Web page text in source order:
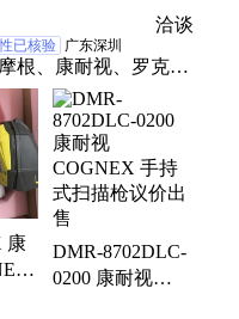
洽谈
已核验 广东深圳
根、康耐视、罗克韦
、读码器、工业相
机
康
DMR-8702DLC-
0200 康耐视